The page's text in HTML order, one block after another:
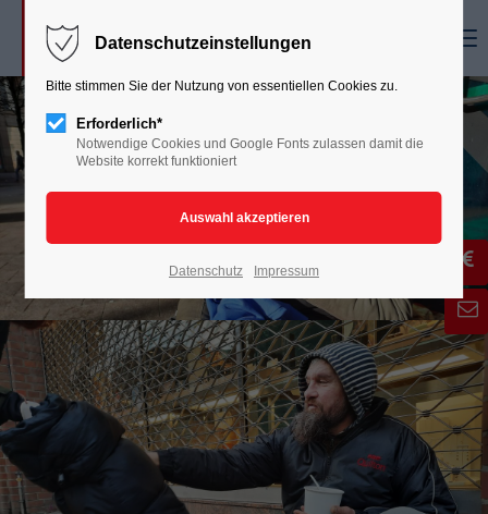
Datenschutzeinstellungen
Bitte stimmen Sie der Nutzung von essentiellen Cookies zu.
Erforderlich*
Notwendige Cookies und Google Fonts zulassen damit die
Website korrekt funktioniert
Datenschutz Impressum